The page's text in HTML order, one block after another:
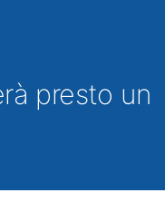
presto un